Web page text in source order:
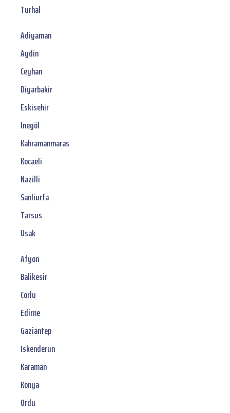
Turhal
Adiyaman
Aydin
Ceyhan
Diyarbakir
Eskisehir
Inegöl
Kahramanmaras
Kocaeli
Nazilli
Sanliurfa
Tarsus
Usak
Afyon
Balikesir
Corlu
Edirne
Gaziantep
Iskenderun
Karaman
Konya
Ordu